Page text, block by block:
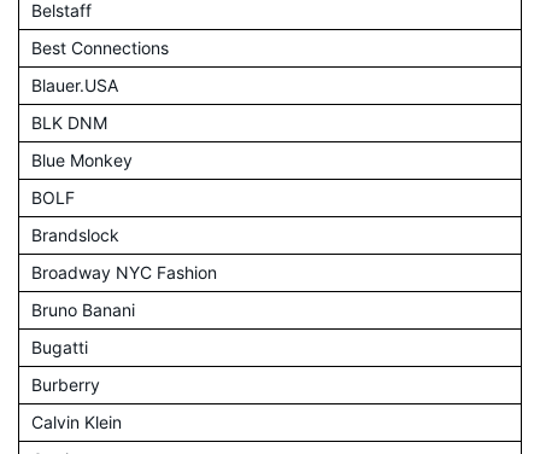
Belstaff
Best Connections
Blauer.USA
BLK DNM
Blue Monkey
BOLF
Brandslock
Broadway NYC Fashion
Bruno Banani
Bugatti
Burberry
Calvin Klein